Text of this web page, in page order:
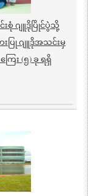
စုံ ဂျူဒိုပြိုင်ပွဲဲသို့
းပြု ဂျူဒိုအသင်းမှ
ြေး (၅) ခု ရရှိ